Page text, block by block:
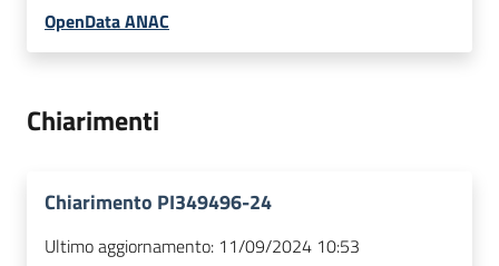
OpenData ANAC
Chiarimenti
Chiarimento PI349496-24
Ultimo aggiornamento: 11/09/2024 10:53